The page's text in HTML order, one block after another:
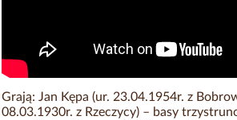
Grają: Jan Kępa (ur. 23.04.1954r. z
08.03.1930r. z Rzeczycy) – basy